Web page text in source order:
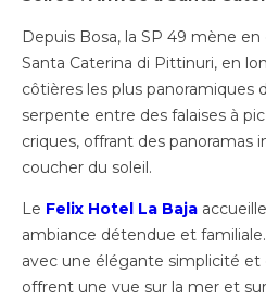
Depuis Bosa, la SP 49 mène
Santa Caterina di Pittinuri, en
côtières les plus panoramiques
serpente entre des falaises à
criques, offrant des panoramas
coucher du soleil.
Le Felix Hotel La Baja
ambiance détendue et
avec une élégante simplicité et
offrent une vue sur la mer et